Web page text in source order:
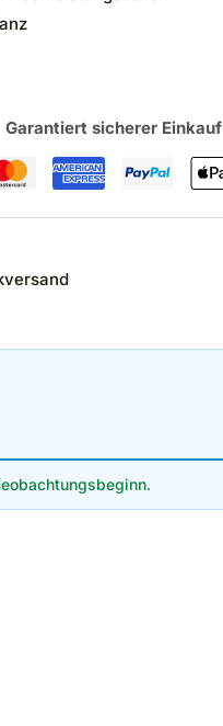
Garantiert sicherer Einkauf